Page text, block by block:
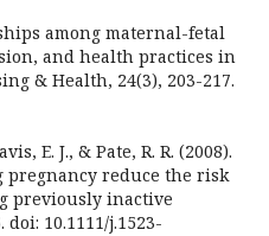
among maternal-fetal
and health practices in
& Health, 24(3), 203-217.
E. J., & Pate, R. R. (2008).
reduce the risk
previously inactive
10.1111/j.1523-